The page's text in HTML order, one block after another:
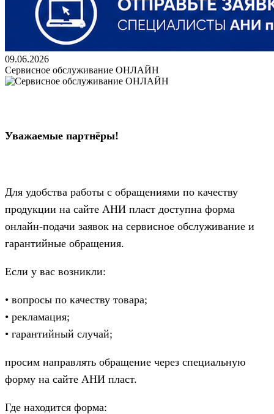
09.06.2026
Сервисное обслуживание ОНЛАЙН
Уважаемые партнёры!
Для удобства работы с обращениями по качеству
продукции на сайте АНИ пласт доступна форма
онлайн-подачи заявок на сервисное обслуживание и
гарантийные обращения.
Если у вас возникли:
• вопросы по качеству товара;
• рекламация;
• гарантийный случай;
просим направлять обращение через специальную
форму на сайте АНИ пласт.
Где находится форма: